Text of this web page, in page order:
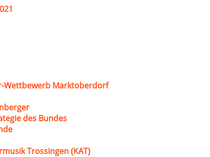
Wettbewerb Marktoberdorf
des Bundes
Trossingen (KAT)